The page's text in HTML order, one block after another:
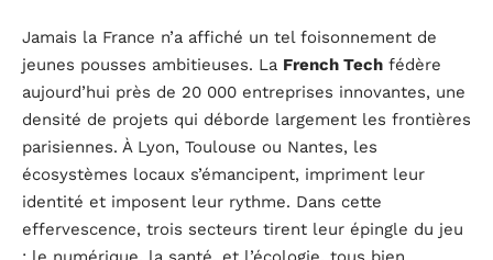
Jamais la France n’a affiché un tel foisonnement de
jeunes pousses ambitieuses. La French Tech fédère
aujourd’hui près de 20 000 entreprises innovantes, une
densité de projets qui déborde largement les frontières
parisiennes. À Lyon, Toulouse ou Nantes, les
écosystèmes locaux s’émancipent, impriment leur
identité et imposent leur rythme. Dans cette
effervescence, trois secteurs tirent leur épingle du jeu